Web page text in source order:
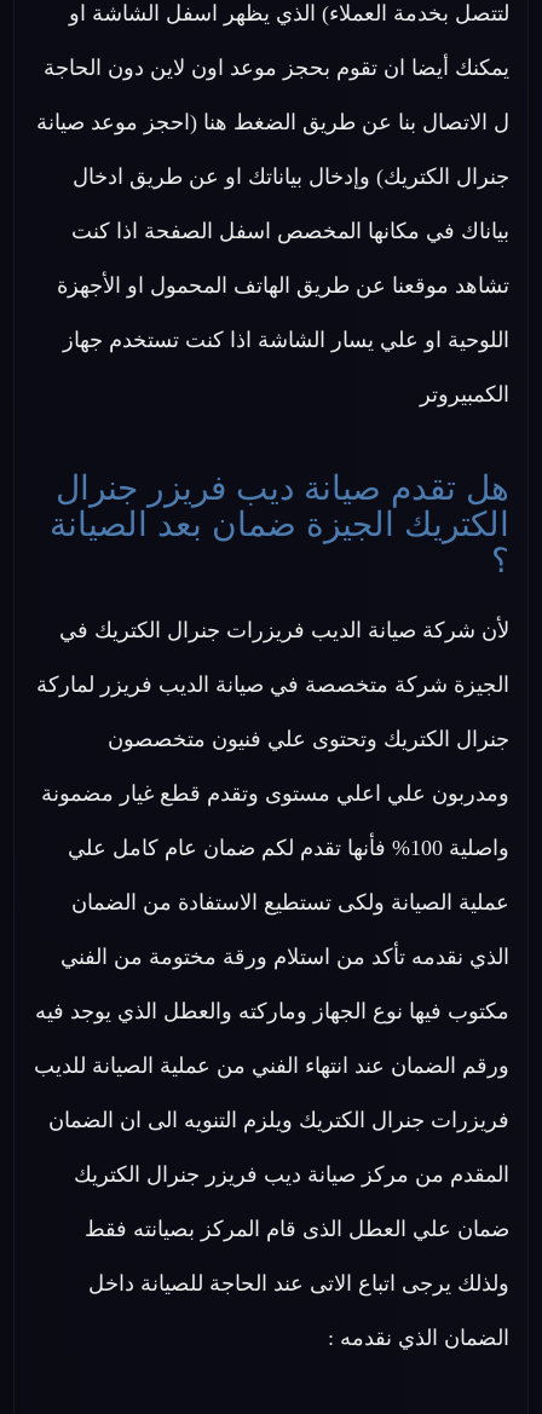
لتتصل بخدمة العملاء) الذي يظهر اسفل الشاشة او
يمكنك أيضا ان تقوم بحجز موعد اون لاين دون الحاجة
ل الاتصال بنا عن طريق الضغط هنا (احجز موعد صيانة
جنرال الكتريك) وإدخال بياناتك او عن طريق ادخال
بياناك في مكانها المخصص اسفل الصفحة اذا كنت
تشاهد موقعنا عن طريق الهاتف المحمول او الأجهزة
اللوحية او علي يسار الشاشة اذا كنت تستخدم جهاز
الكمبيروتر
هل تقدم صيانة ديب فريزر جنرال
الكتريك الجيزة ضمان بعد الصيانة
؟
لأن شركة صيانة الديب فريزرات جنرال الكتريك في
الجيزة شركة متخصصة في صيانة الديب فريزر لماركة
جنرال الكتريك وتحتوى علي فنيون متخصصون
ومدربون علي اعلي مستوى وتقدم قطع غيار مضمونة
واصلية 100% فأنها تقدم لكم ضمان عام كامل علي
عملية الصيانة ولكى تستطيع الاستفادة من الضمان
الذي نقدمه تأكد من استلام ورقة مختومة من الفني
مكتوب فيها نوع الجهاز وماركته والعطل الذي يوجد فيه
ورقم الضمان عند انتهاء الفني من عملية الصيانة للديب
فريزرات جنرال الكتريك ويلزم التنويه الى ان الضمان
المقدم من مركز صيانة ديب فريزر جنرال الكتريك
ضمان علي العطل الذى قام المركز بصيانته فقط
ولذلك يرجى اتباع الاتى عند الحاجة للصيانة داخل
الضمان الذي نقدمه :